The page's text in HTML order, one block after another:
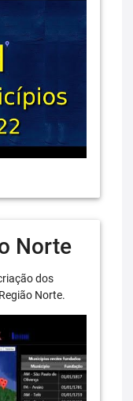
Norte
dos
Norte.